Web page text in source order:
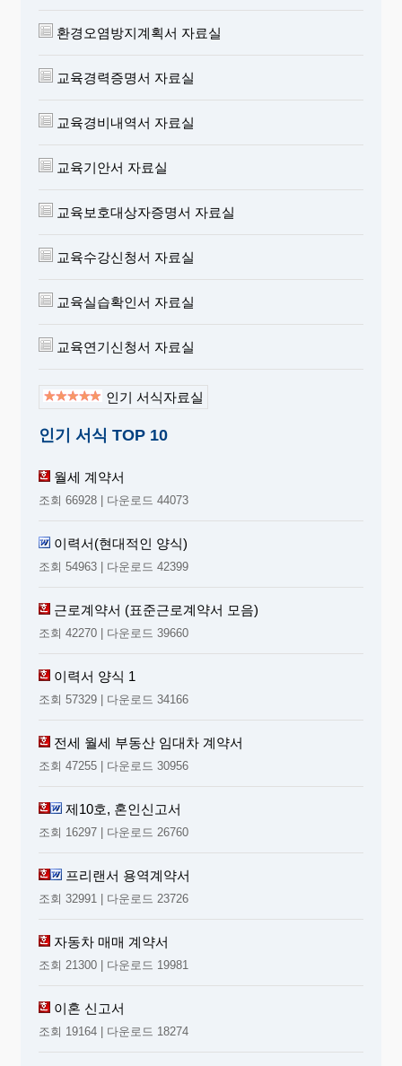
환경오염방지계획서 자료실
교육경력증명서 자료실
교육경비내역서 자료실
교육기안서 자료실
교육보호대상자증명서 자료실
교육수강신청서 자료실
교육실습확인서 자료실
교육연기신청서 자료실
인기 서식자료실
인기 서식 TOP 10
월세 계약서
조회 66928 | 다운로드 44073
이력서(현대적인 양식)
조회 54963 | 다운로드 42399
근로계약서 (표준근로계약서 모음)
조회 42270 | 다운로드 39660
이력서 양식 1
조회 57329 | 다운로드 34166
전세 월세 부동산 임대차 계약서
조회 47255 | 다운로드 30956
제10호, 혼인신고서
조회 16297 | 다운로드 26760
프리랜서 용역계약서
조회 32991 | 다운로드 23726
자동차 매매 계약서
조회 21300 | 다운로드 19981
이혼 신고서
조회 19164 | 다운로드 18274